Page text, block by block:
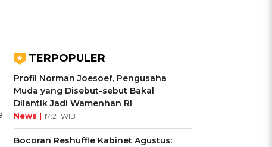
TERPOPULER
Profil Norman Joesoef, Pengusaha
Muda yang Disebut-sebut Bakal
Dilantik Jadi Wamenhan RI
News | 17:21 WIB
Bocoran Reshuffle Kabinet Agustus: